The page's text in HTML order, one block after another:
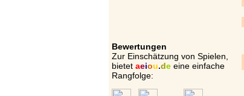
Bewertungen
Zur Einschätzung von Spielen,
bietet aeiou.de eine einfache
Rangfolge: